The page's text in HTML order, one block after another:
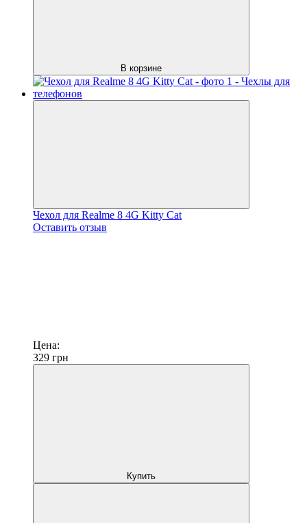
В корзине
Чехол для Realme 8 4G Kitty Cat
Оставить отзыв
Цена:
329 грн
Купить